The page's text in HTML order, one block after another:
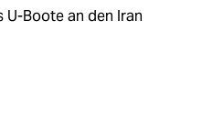
U-Boote an den Iran